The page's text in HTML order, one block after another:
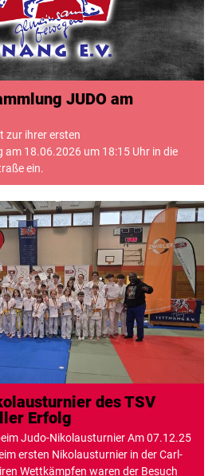
JUDO am
zur ihrer ersten
am 18.06.2026 um 18:15 Uhr in die
ein.
des TSV
Erfolg
Judo-Nikolausturnier Am 07.12.25
ersten Nikolausturnier in der Carl-
Wettkämpfen waren der Besuch